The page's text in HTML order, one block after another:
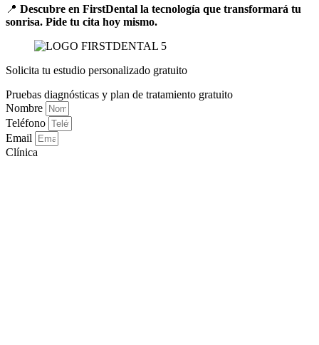
📍 Descubre en FirstDental la tecnología que transformará tu
sonrisa. Pide tu cita hoy mismo.
Solicita tu estudio personalizado gratuito
Pruebas diagnósticas y plan de tratamiento gratuito
Nombre
Teléfono
Email
Clínica